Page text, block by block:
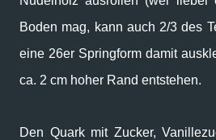
Boden mag, kann auch 2/3 des
eine 26er Springform damit
ca. 2 cm hoher Rand entstehen.
Den Quark mit Zucker,